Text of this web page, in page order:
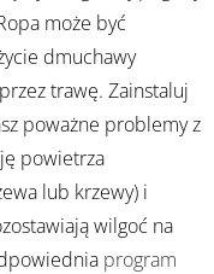
może być
dmuchawy
trawę. Zainstaluj
poważne problemy z
powietrza
lub krzewy) i
wilgoć na
program